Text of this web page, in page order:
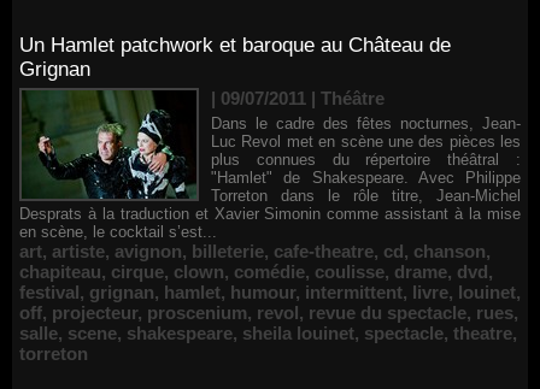
Un Hamlet patchwork et baroque au Château de
Grignan
| 09/07/2011 | Théâtre
Dans le cadre des fêtes nocturnes, Jean-
Luc Revol met en scène une des pièces les
plus connues du répertoire théâtral :
"Hamlet" de Shakespeare. Avec Philippe
Torreton dans le rôle titre, Jean-Michel
Desprats à la traduction et Xavier Simonin comme assistant à la mise
en scène, le cocktail s’est...
art, artiste, avignon, billeterie, cafe-theatre, cd, chanson,
chapiteau, cirque, clown, comédie, coulisse, drame, dvd,
festival, grignan, hamlet, humour, intermittent, livre, louinet,
off, projecteur, proscenium, revol, revue du spectacle, rues,
salle, scene, shakespeare, sheila louinet, spectacle, theatre,
torreton